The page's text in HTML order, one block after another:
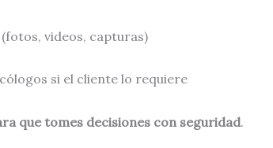
videos, capturas)
si el cliente lo requiere
que tomes decisiones con seguridad.